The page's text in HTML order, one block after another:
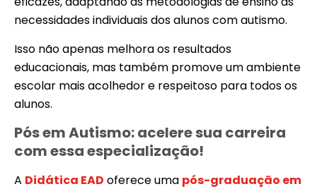
necessidades individuais dos alunos com autismo.
Isso não apenas melhora os resultados
educacionais, mas também promove um ambiente
escolar mais acolhedor e respeitoso para todos os
alunos.
Pós em Autismo: acelere sua carreira
com essa especialização!
A Didática EAD oferece uma pós-graduação em